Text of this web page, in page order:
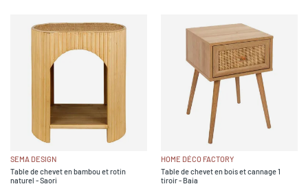
SEMA DESIGN
Table de chevet en bambou et rotin
naturel - Saori
HOME DÉCO FACTORY
Table de chevet en bois et cannage 1
tiroir - Baia